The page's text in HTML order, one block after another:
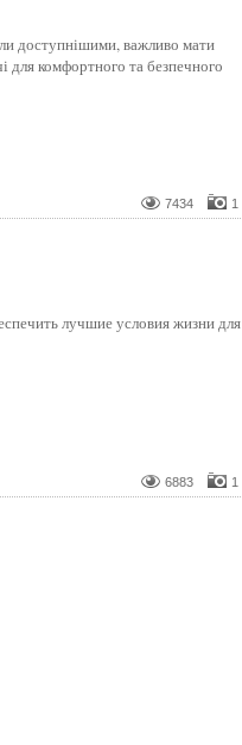
доступнішими, важливо мати
для комфортного та безпечного
7434 1
лучшие условия жизни для
6883 1